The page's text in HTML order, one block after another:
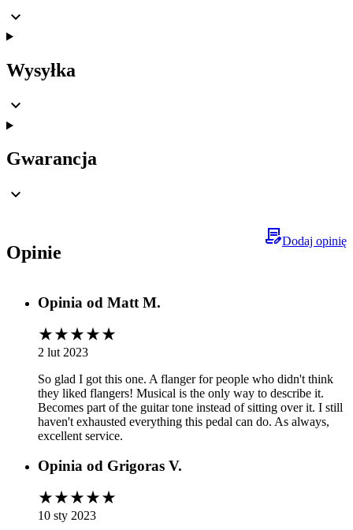
Wysyłka
Gwarancja
Opinie
Dodaj opinię
Opinia od Matt M.
2 lut 2023
So glad I got this one. A flanger for people who didn't think
they liked flangers! Musical is the only way to describe it.
Becomes part of the guitar tone instead of sitting over it. I still
haven't exhausted everything this pedal can do. As always,
excellent service.
Opinia od Grigoras V.
10 sty 2023